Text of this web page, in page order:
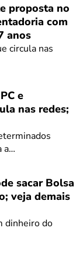
proposta no
com
anos
circula nas
e
nas redes;
a…
sacar Bolsa
veja demais
dinheiro do